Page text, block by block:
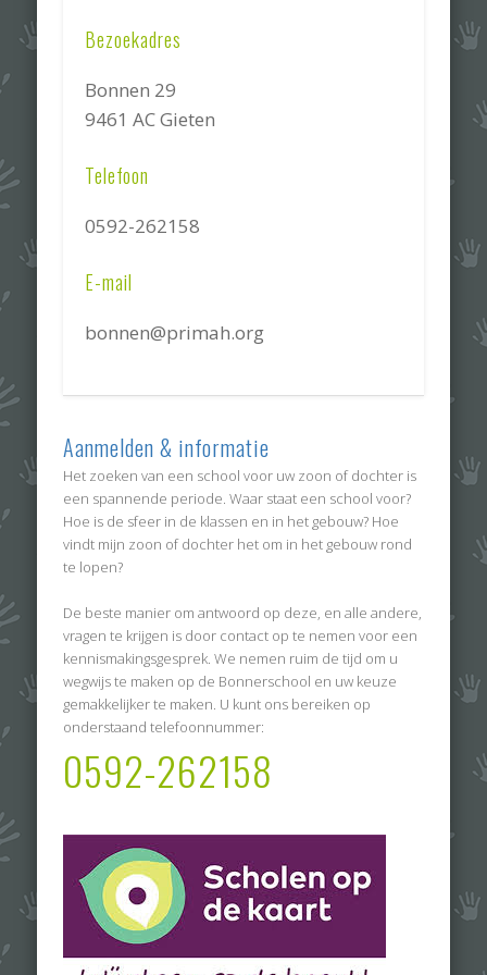
Bezoekadres
Bonnen 29
9461 AC Gieten
Telefoon
0592-262158
E-mail
bonnen@primah.org
Aanmelden & informatie
Het zoeken van een school voor uw zoon of dochter is
een spannende periode. Waar staat een school voor?
Hoe is de sfeer in de klassen en in het gebouw? Hoe
vindt mijn zoon of dochter het om in het gebouw rond
te lopen?
De beste manier om antwoord op deze, en alle andere,
vragen te krijgen is door contact op te nemen voor een
kennismakingsgesprek. We nemen ruim de tijd om u
wegwijs te maken op de Bonnerschool en uw keuze
gemakkelijker te maken. U kunt ons bereiken op
onderstaand telefoonnummer:
0592-262158